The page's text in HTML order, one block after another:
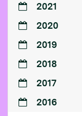
2021
2020
2019
2018
2017
2016